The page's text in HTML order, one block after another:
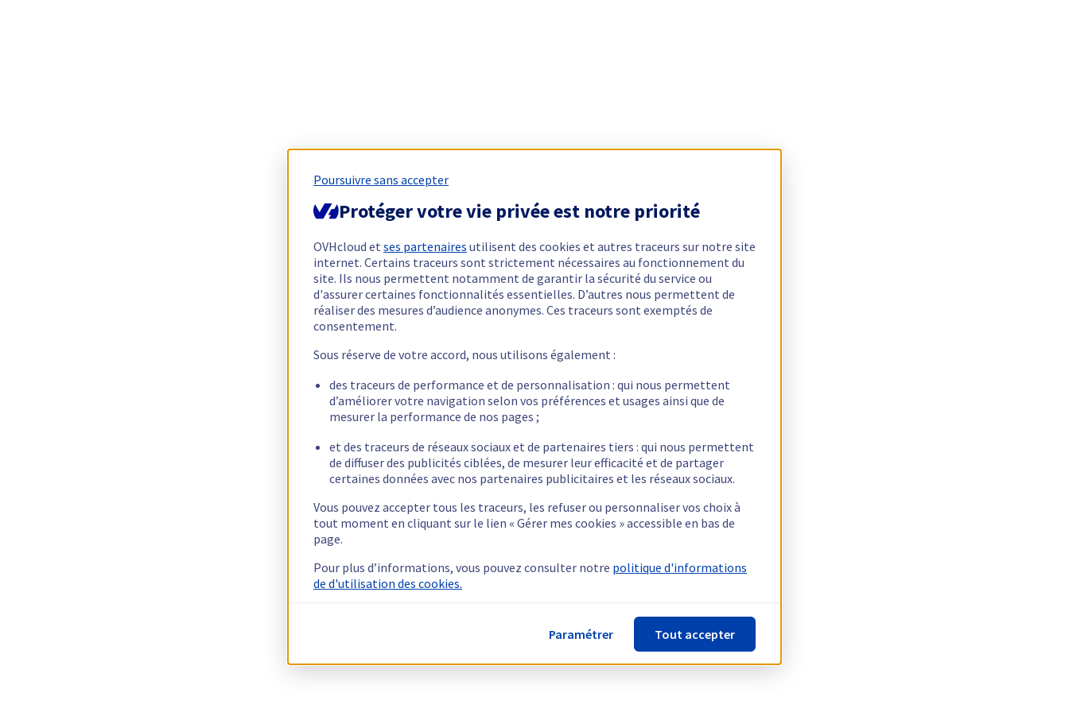
Poursuivre sans accepter
Protéger votre vie privée est notre priorité
OVHcloud et ses partenaires utilisent des cookies et autres traceurs sur notre site
internet. Certains traceurs sont strictement nécessaires au fonctionnement du
site. Ils nous permettent notamment de garantir la sécurité du service ou
d'assurer certaines fonctionnalités essentielles. D’autres nous permettent de
réaliser des mesures d’audience anonymes. Ces traceurs sont exemptés de
consentement.
Sous réserve de votre accord, nous utilisons également :
des traceurs de performance et de personnalisation : qui nous permettent
d’améliorer votre navigation selon vos préférences et usages ainsi que de
mesurer la performance de nos pages ;
et des traceurs de réseaux sociaux et de partenaires tiers : qui nous permettent
de diffuser des publicités ciblées, de mesurer leur efficacité et de partager
certaines données avec nos partenaires publicitaires et les réseaux sociaux.
Vous pouvez accepter tous les traceurs, les refuser ou personnaliser vos choix à
tout moment en cliquant sur le lien « Gérer mes cookies » accessible en bas de
page.
Pour plus d’informations, vous pouvez consulter notre politique d'informations
de d'utilisation des cookies.
Paramétrer Tout accepter